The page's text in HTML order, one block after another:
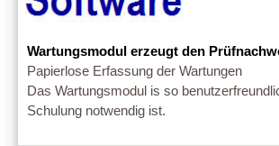
Wartungsmodul erzeugt den
Papierlose Erfassung der Wartungen
Das Wartungsmodul is so
Schulung notwendig ist.